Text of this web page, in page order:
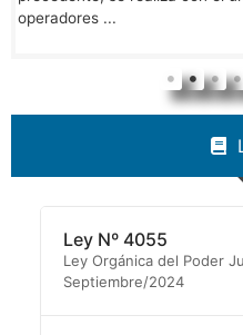
operadores ...
Ley Nº 4055
Ley Orgánica del Poder
Septiembre/2024